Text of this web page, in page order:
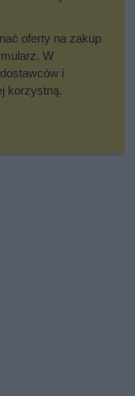
oferty na zakup
W
i
korzystną.